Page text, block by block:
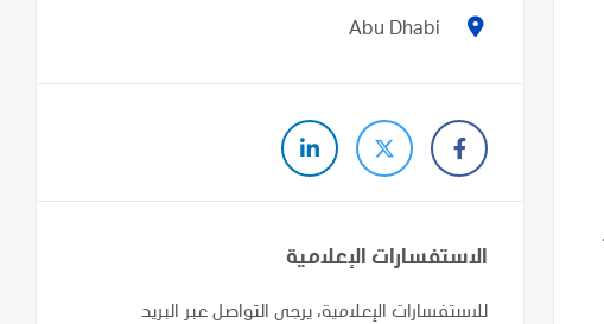
Abu Dhabi
الاستفسارات الإعلامية
للاستفسارات الإعلامية، يرجى التواصل عبر البريد